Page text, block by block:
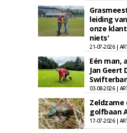
leiding
onze
niets'
21-07-2026 |
Eén man,
Jan Geert
03-08-2026 |
golfbaan
17-07-2026 |